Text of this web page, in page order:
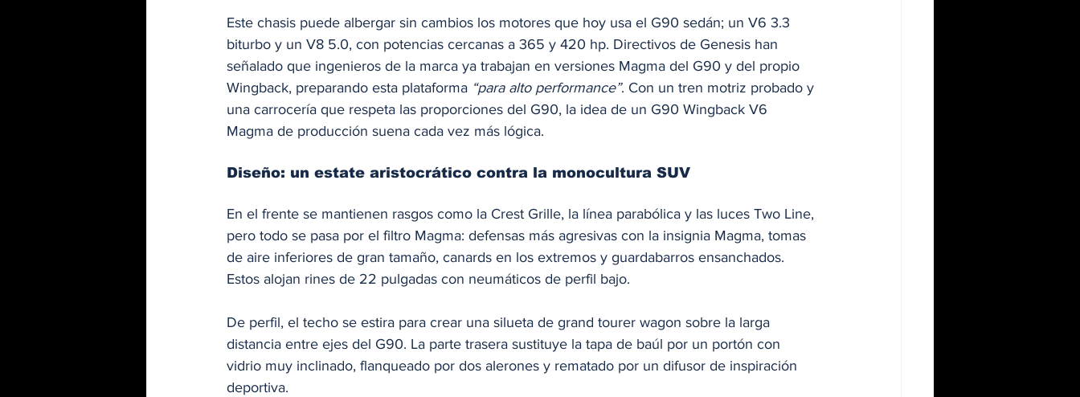
Este chasis puede albergar sin cambios los motores que hoy usa el G90 sedán; un V6 3.3
biturbo y un V8 5.0, con potencias cercanas a 365 y 420 hp. Directivos de Genesis han
señalado que ingenieros de la marca ya trabajan en versiones Magma del G90 y del propio
Wingback, preparando esta plataforma “para alto performance”. Con un tren motriz probado y
una carrocería que respeta las proporciones del G90, la idea de un G90 Wingback V6
Magma de producción suena cada vez más lógica.
Diseño: un estate aristocrático contra la monocultura SUV
En el frente se mantienen rasgos como la Crest Grille, la línea parabólica y las luces Two Line,
pero todo se pasa por el filtro Magma: defensas más agresivas con la insignia Magma, tomas
de aire inferiores de gran tamaño, canards en los extremos y guardabarros ensanchados.
Estos alojan rines de 22 pulgadas con neumáticos de perfil bajo.
De perfil, el techo se estira para crear una silueta de grand tourer wagon sobre la larga
distancia entre ejes del G90. La parte trasera sustituye la tapa de baúl por un portón con
vidrio muy inclinado, flanqueado por dos alerones y rematado por un difusor de inspiración
deportiva.